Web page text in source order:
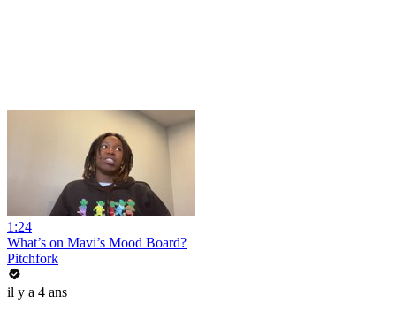
1:24
What’s on Mavi’s Mood Board?
Pitchfork
il y a 4 ans